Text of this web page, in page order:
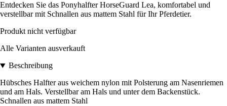
Entdecken Sie das Ponyhalfter HorseGuard Lea, komfortabel und
verstellbar mit Schnallen aus mattem Stahl für Ihr Pferdetier.
Produkt nicht verfügbar
Alle Varianten ausverkauft
Beschreibung
Hübsches Halfter aus weichem nylon mit Polsterung am Nasenriemen
und am Hals. Verstellbar am Hals und unter dem Backenstück.
Schnallen aus mattem Stahl